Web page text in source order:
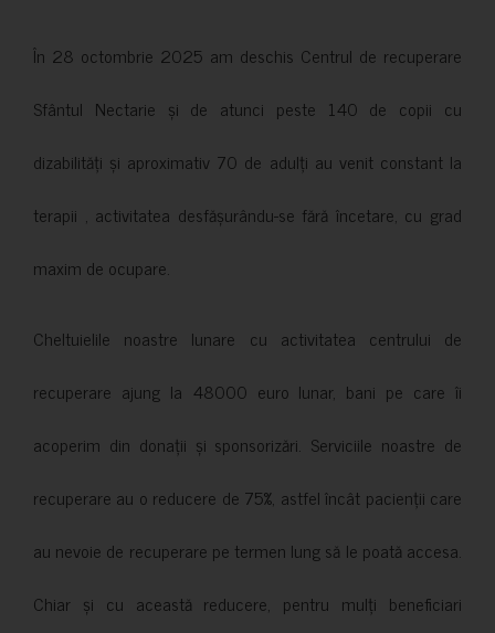
În 28 octombrie 2025 am deschis Centrul de recuperare
Sfântul Nectarie și de atunci peste 140 de copii cu
dizabilități și aproximativ 70 de adulți au venit constant la
terapii , activitatea desfășurându-se fără încetare, cu grad
maxim de ocupare.
Cheltuielile noastre lunare cu activitatea centrului de
recuperare ajung la 48000 euro lunar, bani pe care îi
acoperim din donații și sponsorizări. Serviciile noastre de
recuperare au o reducere de 75%, astfel încât pacienții care
au nevoie de recuperare pe termen lung să le poată accesa.
Chiar și cu această reducere, pentru mulți beneficiari